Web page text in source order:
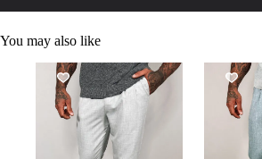
You may also like
SALE!